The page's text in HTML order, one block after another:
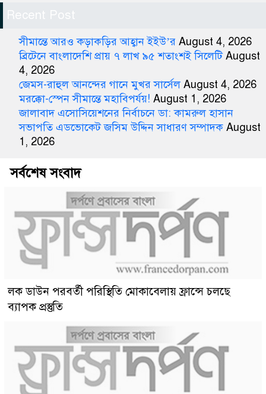
Recent Post
সীমান্তে আরও কড়াকড়ির আহ্বান ইইউ’র August 4, 2026
ব্রিটেনে বাংলাদেশি প্রায় ৭ লাখ ৯৫ শতাংশই সিলেটি August
4, 2026
জেমস-রাহুল আনন্দের গানে মুখর সার্সেল August 4, 2026
মরক্কো-স্পেন সীমান্তে মহাবিপর্যয়! August 1, 2026
জালাবাদ এসোসিয়েশনের নির্বাচনে ডা: কামরুল হাসান
সভাপতি এডভোকেট জসিম উদ্দিন সাধারণ সম্পাদক August
1, 2026
সর্বশেষ সংবাদ
লক ডাউন পরবর্তী পরিস্থিতি মোকাবেলায় ফ্রান্সে চলছে
ব্যাপক প্রস্তুতি